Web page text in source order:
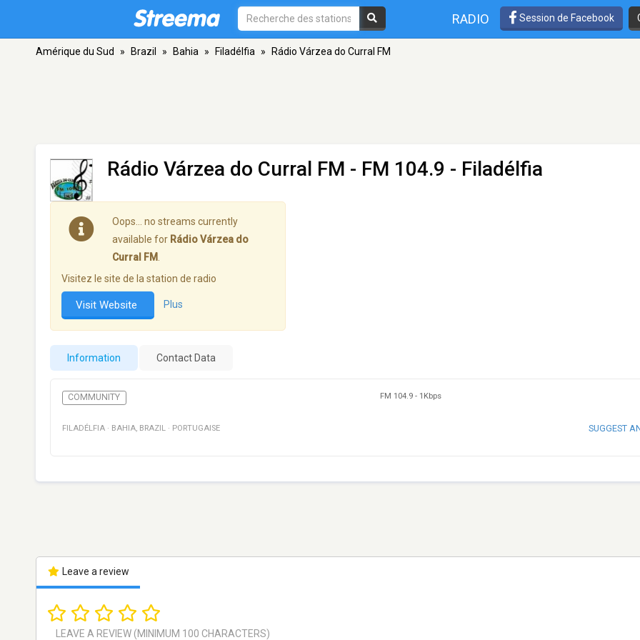
RADIO Session de Facebook
Amérique du Sud » Brazil » Bahia » Filadélfia » Rádio Várzea do Curral FM
Rádio Várzea do Curral FM - FM 104.9 - Filadélfia
Oops… no streams currently
available for Rádio Várzea do
Curral FM
Visitez le site de la station de radio
Visit Website Plus
Information Contact Data
COMMUNITY FM 104.9 - 1Kbps
FILADÉLFIA · BAHIA, BRAZIL · PORTUGAISE SUGGEST
Leave a review